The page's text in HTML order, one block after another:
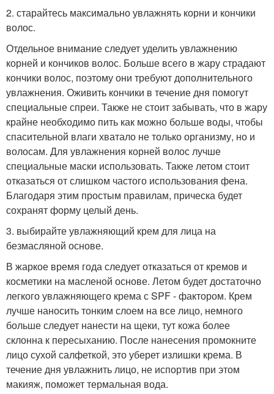
2. старайтесь максимально увлажнять корни и кончики
волос.
Отдельное внимание следует уделить увлажнению
корней и кончиков волос. Больше всего в жару страдают
кончики волос, поэтому они требуют дополнительного
увлажнения. Оживить кончики в течение дня помогут
специальные спреи. Также не стоит забывать, что в жару
крайне необходимо пить как можно больше воды, чтобы
спасительной влаги хватало не только организму, но и
волосам. Для увлажнения корней волос лучше
специальные маски использовать. Также летом стоит
отказаться от слишком частого использования фена.
Благодаря этим простым правилам, прическа будет
сохранят форму целый день.
3. выбирайте увлажняющий крем для лица на
безмасляной основе.
В жаркое время года следует отказаться от кремов и
косметики на масленой основе. Летом будет достаточно
легкого увлажняющего крема с SPF - фактором. Крем
лучше наносить тонким слоем на все лицо, немного
больше следует нанести на щеки, тут кожа более
склонна к пересыханию. После нанесения промокните
лицо сухой салфеткой, это уберет излишки крема. В
течение дня увлажнить лицо, не испортив при этом
макияж, поможет термальная вода.